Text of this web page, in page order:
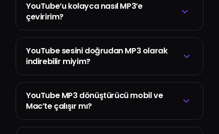
YouTube’u kolayca nasıl MP3’e
çeviririm?
YouTube sesini doğrudan MP3 olarak
indirebilir miyim?
YouTube MP3 dönüştürücü mobil ve
Mac’te çalışır mı?